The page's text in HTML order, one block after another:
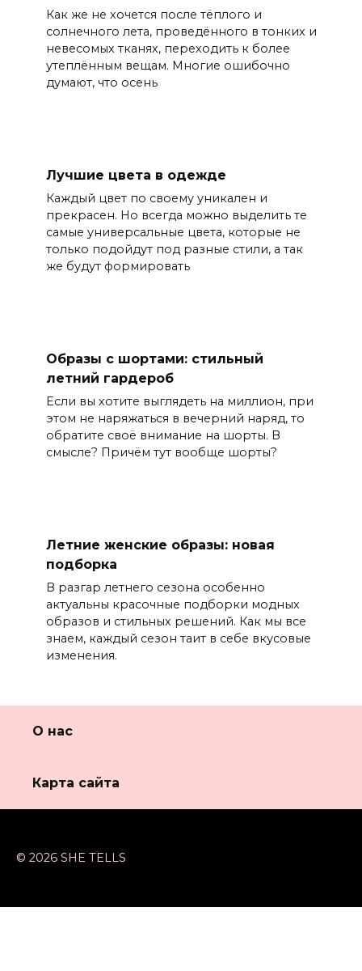
Как же не хочется после тёплого и
солнечного лета, проведённого в тонких и
невесомых тканях, переходить к более
утеплённым вещам. Многие ошибочно
думают, что осень
Лучшие цвета в одежде
Каждый цвет по своему уникален и
прекрасен. Но всегда можно выделить те
самые универсальные цвета, которые не
только подойдут под разные стили, а так
же будут формировать
Образы с шортами: стильный
летний гардероб
Если вы хотите выглядеть на миллион, при
этом не наряжаться в вечерний наряд, то
обратите своё внимание на шорты. В
смысле? Причём тут вообще шорты?
Летние женские образы: новая
подборка
В разгар летнего сезона особенно
актуальны красочные подборки модных
образов и стильных решений. Как мы все
знаем, каждый сезон таит в себе вкусовые
изменения.
О нас
Карта сайта
© 2026 SHE TELLS